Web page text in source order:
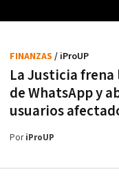
La Justicia
de WhatsApp y
usuarios
FINANZAS / iProUP
PoriProUP